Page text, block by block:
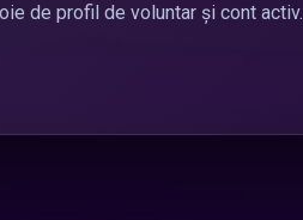
de profil de voluntar și cont activ.